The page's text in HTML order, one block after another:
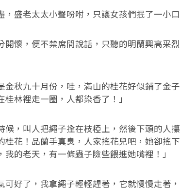
盛老太太小聲吩咐，只讓女孩們抿了一小口
懷，便不禁席間說話，只聽的明蘭興高采
秋九十月份，哇，滿山的桂花好似鋪了金
林裡走一圈，人都染香了！」
，叫人把繩子拴在枝椏上，然後下頭的人攥
桂花！品蘭手真臭，人家搖花兒吧，她卻搖
我的老天，有一條蟲子險些餵進她嘴裡！」
好了，我拿繩子輕輕趕著，它就慢慢走著